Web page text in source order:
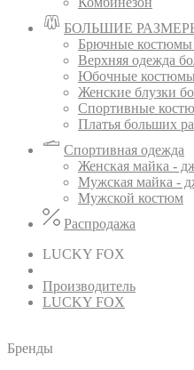
БОЛЬШИЕ
Брючные костюмы
Верхняя одежда
Юбочные костюмы
Женские блузки
Спортивные
Платья больших
Спортивная одежда
Женская майка -
Мужская майка -
Мужской костюм
Распродажа
LUCKY FOX
Производитель
LUCKY FOX
Бренды